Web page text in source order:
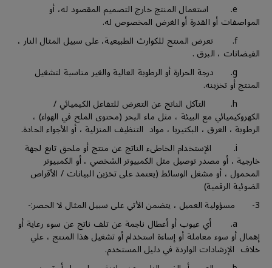
e. استعمال المنتج خارج التصميم المقصود له، أو
المواصفات أو القدرة أو الغرض المخصوص له.
f. تعرض المنتج للكوارث الطبيعية، على سبيل المثال النار ،
الفيضانات ، البرق .
g. درجة الحرارة أو الرطوبة العالية والغير مناسبة لتشغيل
المنتج أو تخزينه.
h. التآكل الناتج عن التعرض للتفاعل الكيميائي /
الكهروكيميائي مع البيئة ، مثل ماء البحر (محتوى الملح في الهواء) ،
الرطوبة ، العرق ، البكتيريا ، مواد التنظيف المنزلية ، أو الأجواء الحادة.
i. الإستخدام الخاطىء الناتج عن منتج أو ملحق تابع لجهة
خارجية ، أو مصدر توصيل مثل الكمبيوتر الشخصي ، أو الكمبيوتر
المحمول ، أو مشغل الوسائط (يعتمد على تخزين البيانات / الأقراص
الضوئية الرقمية)
3- مسؤولية العميل ، يتضمن الأتي على سبيل المثال لا الحصر:-
a. أي عيوب أو أعطال ناجمة عن تلف ناتج عن سوء رعاية أو
إهمال أو سوء معاملة أو إساءة استخدام أو تشغيل هذا المنتج ، علي
خلاف الإرشادات الواردة في دليل المستخدم.